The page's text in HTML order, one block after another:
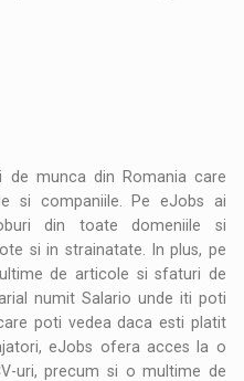
munca din Romania care
si companiile. Pe eJobs ai
din toate domeniile si
si in strainatate. In plus, pe
de articole si sfaturi de
numit Salario unde iti poti
poti vedea daca esti platit
eJobs ofera acces la o
uri, precum si o multime de